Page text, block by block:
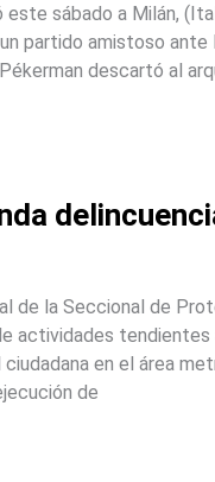
sábado a Milán,
partido amistoso
descartó al
de la Seccional de
actividades
en el área
de